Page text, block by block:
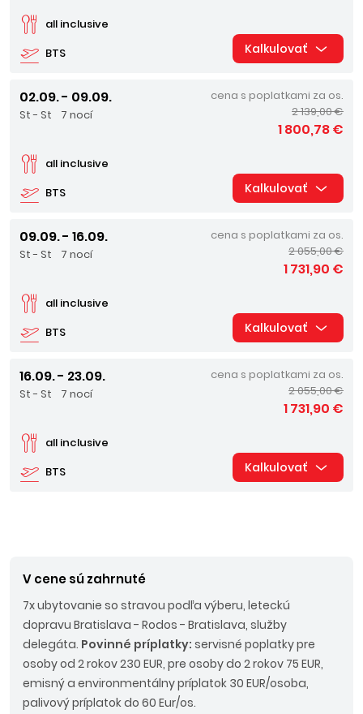
BTS
all inclusive
Kalkulovať
02.09. - 09.09.
St - St 7 nocí
BTS
all inclusive
cena s poplatkami za os.
2 139,00 €
1 800,78 €
Kalkulovať
09.09. - 16.09.
St - St 7 nocí
BTS
all inclusive
cena s poplatkami za os.
2 055,00 €
1 731,90 €
Kalkulovať
16.09. - 23.09.
St - St 7 nocí
BTS
all inclusive
cena s poplatkami za os.
2 055,00 €
1 731,90 €
Kalkulovať
V cene sú zahrnuté
7x ubytovanie so stravou podľa výberu, leteckú
dopravu Bratislava - Rodos - Bratislava, služby
delegáta. Povinné príplatky: servisné poplatky pre
osoby od 2 rokov 230 EUR, pre osoby do 2 rokov 75 EUR,
emisný a environmentálny príplatok 30 EUR/osoba,
palivový príplatok do 60 Eur/os.